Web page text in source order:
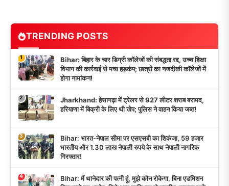
TRENDING POSTS
1
Bihar: बिहार के चार डिग्री कॉलेजों की संबद्धता रद्द, उच्च शिक्षा
विभाग की कार्रवाई से मचा हड़कंप; छात्रों का नजदीकी कॉलेजों में
होगा नामांकन!
2
Jharkhand: हेसागढ़ा में ट्रेलर से 927 लीटर शराब बरामद,
हरियाणा में बिक्री के लिए थी खेप; पुलिस ने वाहन किया जब्त!
3
Bihar: भारत-नेपाल सीमा पर एसएसबी का शिकंजा, 59 हजार
भारतीय और 1.30 लाख नेपाली रुपये के साथ नेपाली नागरिक
गिरफ्तार!
4
Bihar: मैं थानेदार की पत्नी हूं, मुझे कौन रोकेगा, बिना एडमिशन